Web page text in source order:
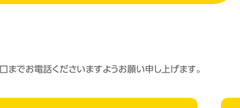
までお電話くださいますようお願い申し上げます。